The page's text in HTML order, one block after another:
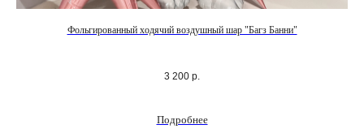
Фольгированный ходячий воздушный шар "Багз Банни"
3 200 р.
Подробнее